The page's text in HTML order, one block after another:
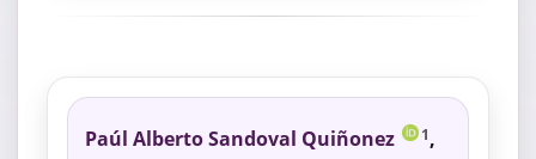
Paúl Alberto Sandoval Quiñonez 1 ,